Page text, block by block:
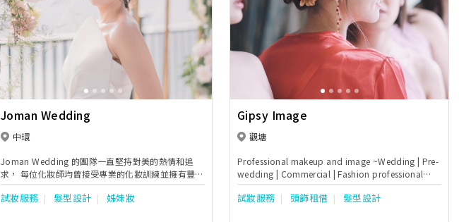
Previous Next
Joman Wedding
中環
Joman Wedding 的團隊一直堅持對美的熱情和追
求， 每位化妝師均曾接受專業的化妝訓練並擁有豐富
的化妝經驗。 她們的作品曾被全球多家著名雜誌和網
站報導， 是香港其中一隊備受矚目的化妝團隊。
試妝服務 髮型設計 姊妹妝
Previous Next
Gipsy Image
觀塘
Professional makeup and image ~Wedding | Pre-
wedding | Commercial | Fashion professional
makeup and image ｜Semi permanent makeup
｜Makeup Class
試妝服務 頭飾租借 髮型設計